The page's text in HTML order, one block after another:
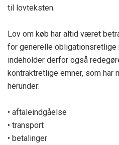
til lovteksten.
Lov om køb har altid været
for generelle obligationsretlige
indeholder derfor også
kontraktretlige emner, som har
herunder:
• aftaleindgåelse
• transport
• betalinger